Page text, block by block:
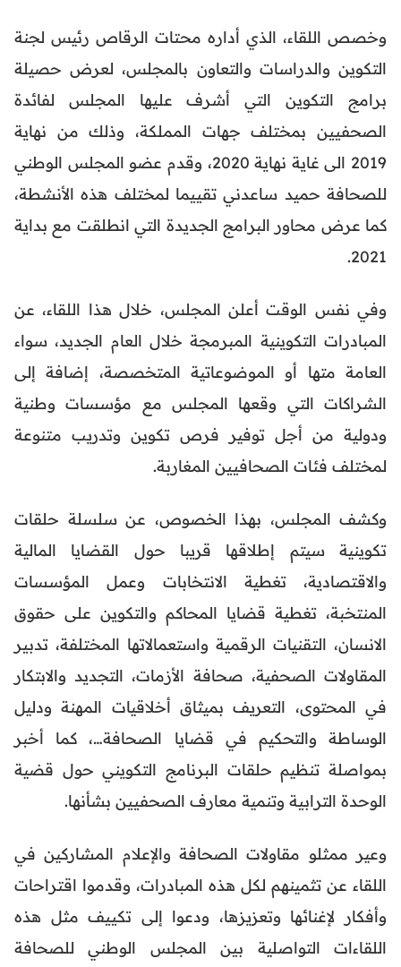
وخصص اللقاء، الذي أداره محتات الرقاص رئيس لجنة
التكوين والدراسات والتعاون بالمجلس، لعرض حصيلة
برامج التكوين التي أشرف عليها المجلس لفائدة
الصحفيين بمختلف جهات المملكة، وذلك من نهاية
2019 الى غاية نهاية 2020، وقدم عضو المجلس الوطني
للصحافة حميد ساعدني تقييما لمختلف هذه الأنشطة،
كما عرض محاور البرامج الجديدة التي انطلقت مع بداية
2021.
وفي نفس الوقت أعلن المجلس، خلال هذا اللقاء، عن
المبادرات التكوينية المبرمجة خلال العام الجديد، سواء
العامة متها أو الموضوعاتية المتخصصة، إضافة إلى
الشراكات التي وقعها المجلس مع مؤسسات وطنية
ودولية من أجل توفير فرص تكوين وتدريب متنوعة
لمختلف فئات الصحافيين المغاربة.
وكشف المجلس، بهذا الخصوص، عن سلسلة حلقات
تكوينية سيتم إطلاقها قريبا حول القضايا المالية
والاقتصادية، تغطية الانتخابات وعمل المؤسسات
المنتخبة، تغطية قضايا المحاكم والتكوين على حقوق
الانسان، التقنيات الرقمية واستعمالاتها المختلفة، تدبير
المقاولات الصحفية، صحافة الأزمات، التجديد والابتكار
في المحتوى، التعريف بميثاق أخلاقيات المهنة ودليل
الوساطة والتحكيم في قضايا الصحافة…، كما أخبر
بمواصلة تنظيم حلقات البرنامج التكويني حول قضية
الوحدة الترابية وتنمية معارف الصحفيين بشأنها.
وعير ممثلو مقاولات الصحافة والإعلام المشاركين في
اللقاء عن تثمينهم لكل هذه المبادرات، وقدموا اقتراحات
وأفكار لإغنائها وتعزيزها، ودعوا إلى تكييف مثل هذه
اللقاءات التواصلية بين المجلس الوطني للصحافة